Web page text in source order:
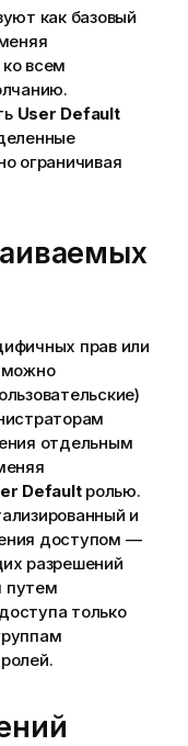
как базовый
всем
User Default
ограничивая
прав или
можно
отдельным
Defaultролью.
и
доступом —
разрешений
путем
только